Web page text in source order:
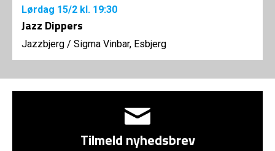
Lørdag 15/2 kl. 19:30
Jazz Dippers
Jazzbjerg / Sigma Vinbar, Esbjerg
Tilmeld nyhedsbrev